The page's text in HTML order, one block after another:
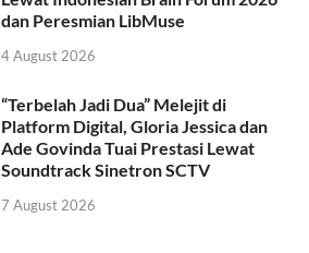
dan Peresmian LibMuse
4 August 2026
“Terbelah Jadi Dua” Melejit di
Platform Digital, Gloria Jessica dan
Ade Govinda Tuai Prestasi Lewat
Soundtrack Sinetron SCTV
7 August 2026